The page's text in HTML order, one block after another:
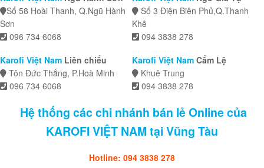
Số 58 Hoài Thanh, Q.Ngũ Hành
Sơn
096 734 6068
Số 3 Điện Biên Phủ,Q.Thanh
Khê
094 3838 278
Karofi Việt Nam Liên chiểu
Tôn Đức Thắng, P.Hoà Minh
096 734 6068
Karofi Việt Nam Cẩm Lệ
Khuê Trung
094 3838 278
Hệ thống các chi nhánh bán lẻ Online của
KAROFI VIỆT NAM tại Vũng Tàu
Hotline: 094 3838 278